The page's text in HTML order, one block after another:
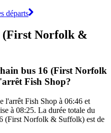
départs
(First Norfolk &
bus 16 (First Norfolk
Fish Shop?
l'arrêt Fish Shop à 06:46 et
à 08:25. La durée totale du
(First Norfolk & Suffolk) est de